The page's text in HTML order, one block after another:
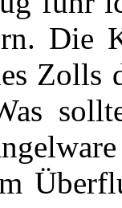
Die
Zolls